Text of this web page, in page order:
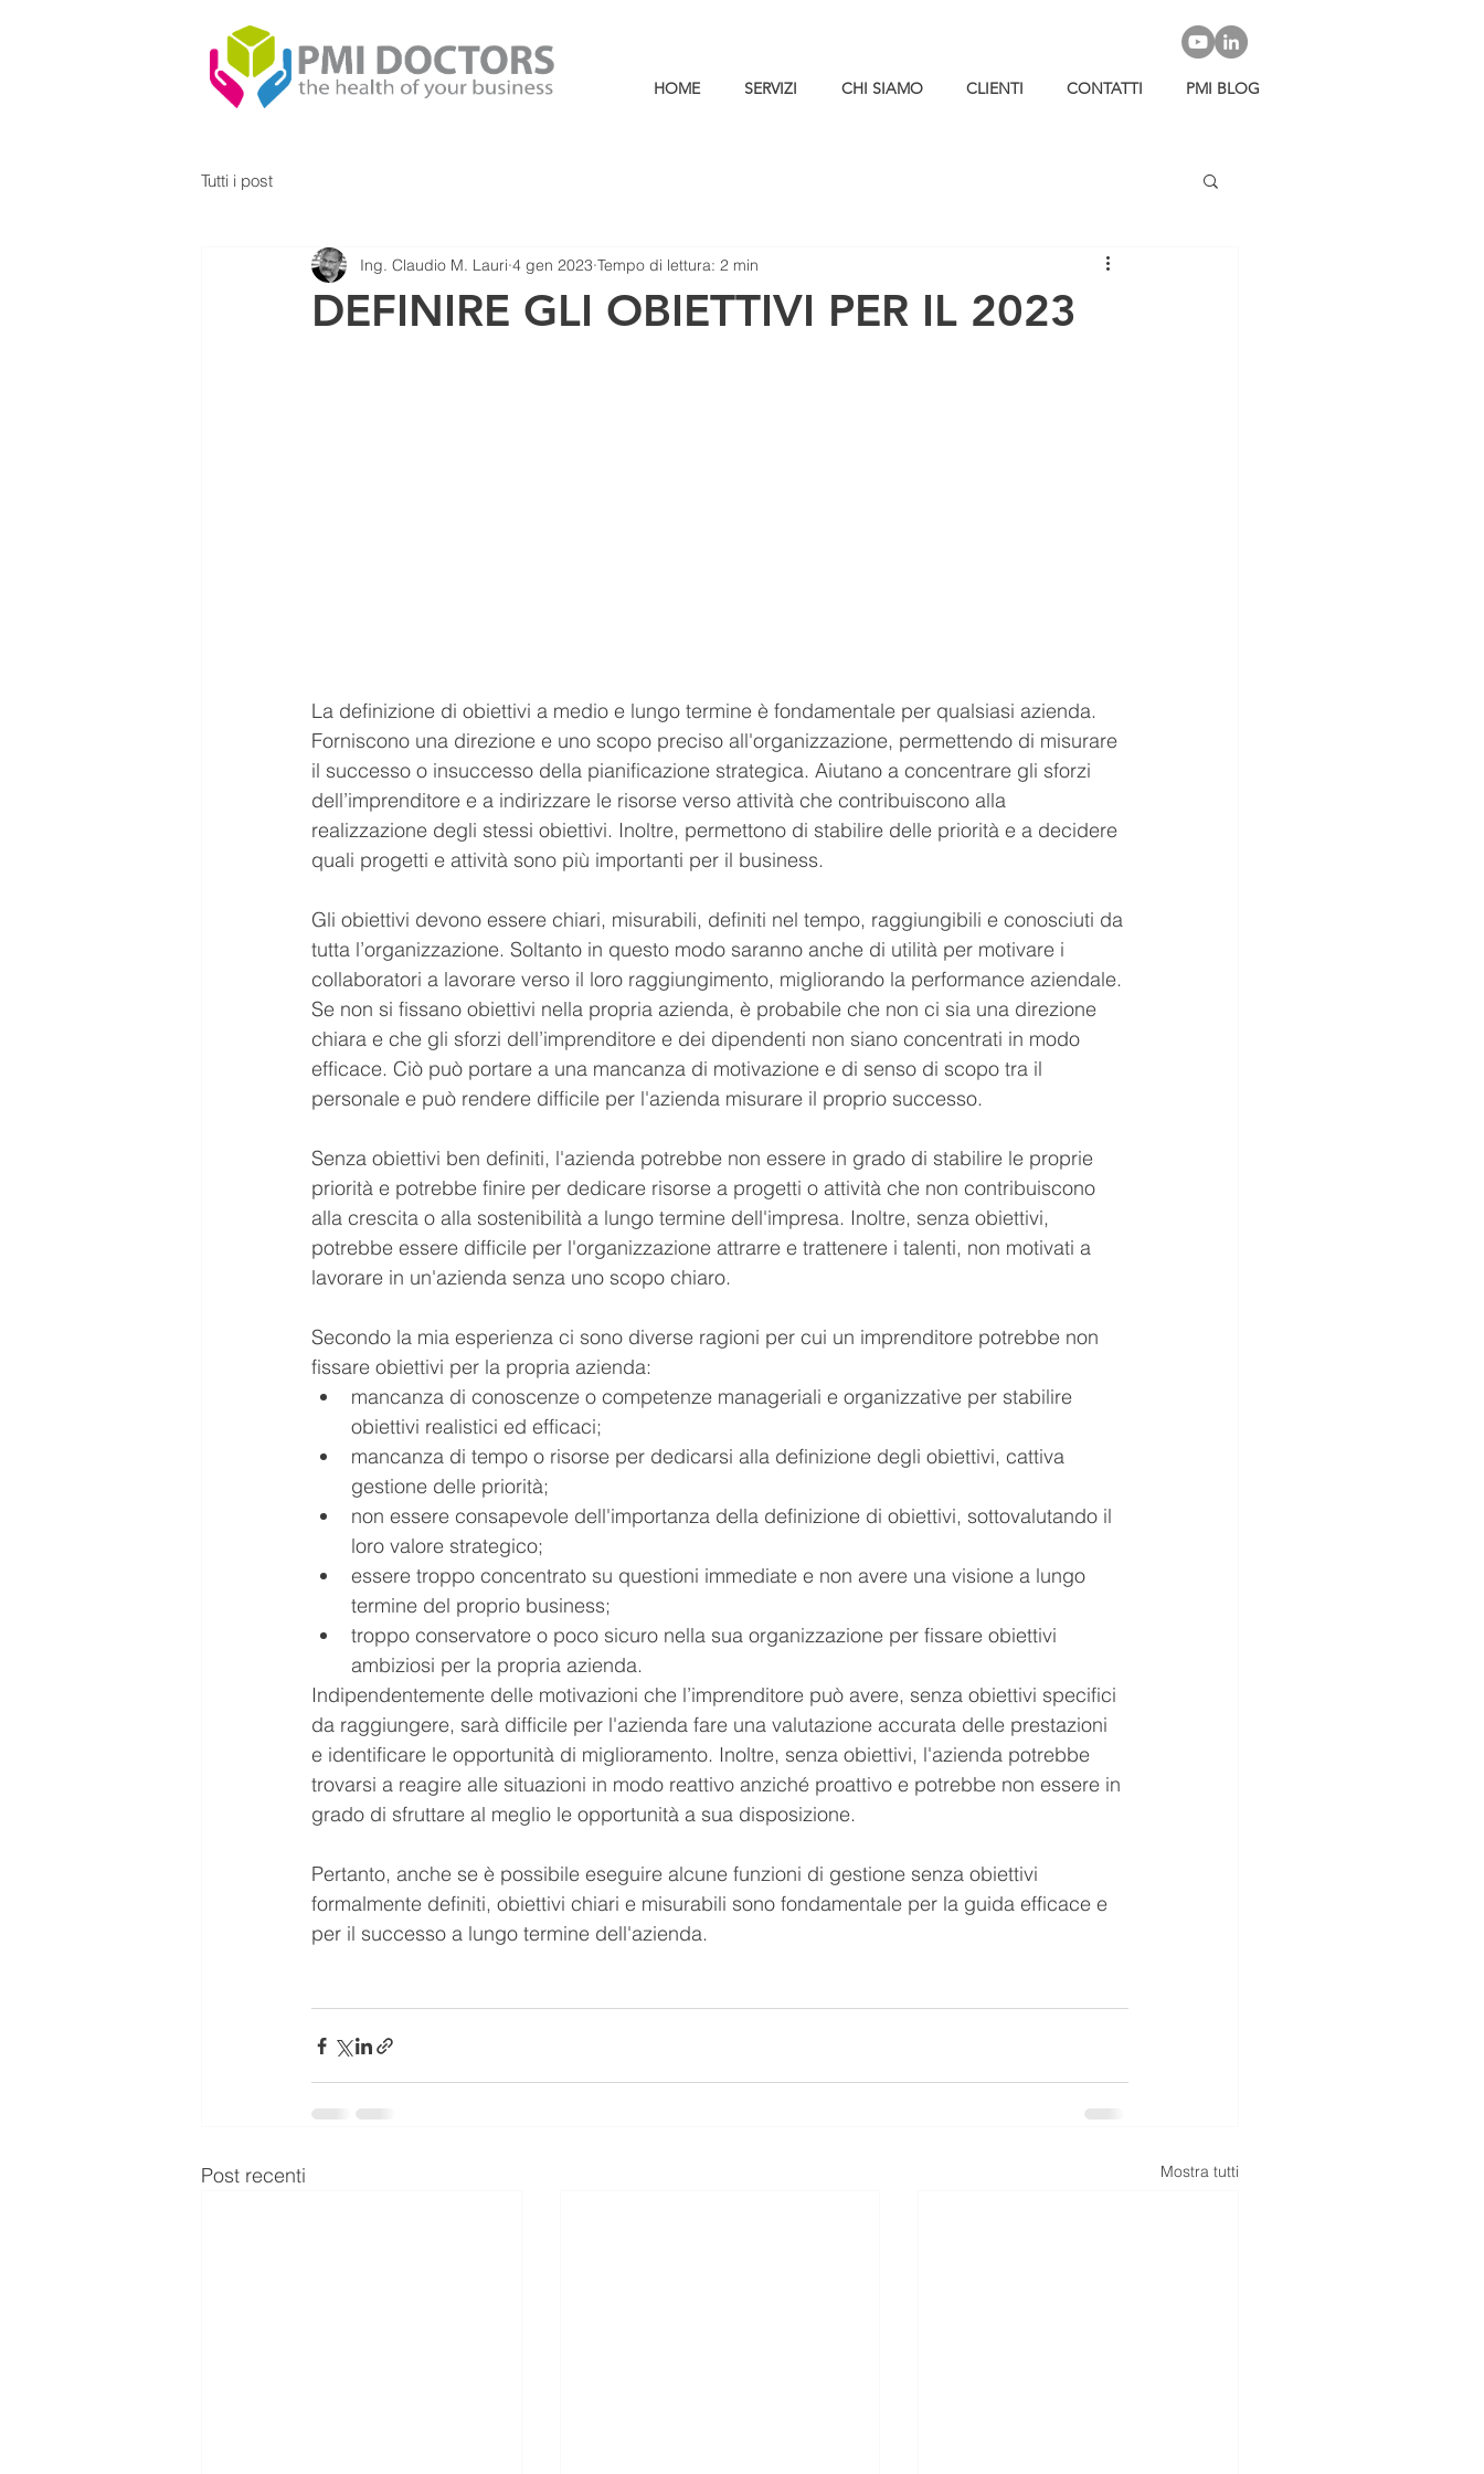
HOME SERVIZI CHI SIAMO CLIENTI CONTATTI PMI BLOG
Tutti i post
DEFINIRE GLI OBIETTIVI PER IL 2023
Ing. Claudio M. Lauri 4 gen 2023 Tempo di lettura: 2 min
La definizione di obiettivi a medio e lungo termine è fondamentale per qualsiasi azienda.
Forniscono una direzione e uno scopo preciso all'organizzazione, permettendo di misurare
il successo o insuccesso della pianificazione strategica. Aiutano a concentrare gli sforzi
dell’imprenditore e a indirizzare le risorse verso attività che contribuiscono alla
realizzazione degli stessi obiettivi. Inoltre, permettono di stabilire delle priorità e a decidere
quali progetti e attività sono più importanti per il business.
Gli obiettivi devono essere chiari, misurabili, definiti nel tempo, raggiungibili e conosciuti da
tutta l’organizzazione. Soltanto in questo modo saranno anche di utilità per motivare i
collaboratori a lavorare verso il loro raggiungimento, migliorando la performance aziendale.
Se non si fissano obiettivi nella propria azienda, è probabile che non ci sia una direzione
chiara e che gli sforzi dell’imprenditore e dei dipendenti non siano concentrati in modo
efficace. Ciò può portare a una mancanza di motivazione e di senso di scopo tra il
personale e può rendere difficile per l'azienda misurare il proprio successo.
Senza obiettivi ben definiti, l'azienda potrebbe non essere in grado di stabilire le proprie
priorità e potrebbe finire per dedicare risorse a progetti o attività che non contribuiscono
alla crescita o alla sostenibilità a lungo termine dell'impresa. Inoltre, senza obiettivi,
potrebbe essere difficile per l'organizzazione attrarre e trattenere i talenti, non motivati a
lavorare in un'azienda senza uno scopo chiaro.
Secondo la mia esperienza ci sono diverse ragioni per cui un imprenditore potrebbe non
fissare obiettivi per la propria azienda:
mancanza di conoscenze o competenze manageriali e organizzative per stabilire
obiettivi realistici ed efficaci;
mancanza di tempo o risorse per dedicarsi alla definizione degli obiettivi, cattiva
gestione delle priorità;
non essere consapevole dell'importanza della definizione di obiettivi, sottovalutando il
loro valore strategico;
essere troppo concentrato su questioni immediate e non avere una visione a lungo
termine del proprio business;
troppo conservatore o poco sicuro nella sua organizzazione per fissare obiettivi
ambiziosi per la propria azienda.
Indipendentemente delle motivazioni che l’imprenditore può avere, senza obiettivi specifici
da raggiungere, sarà difficile per l'azienda fare una valutazione accurata delle prestazioni
e identificare le opportunità di miglioramento. Inoltre, senza obiettivi, l'azienda potrebbe
trovarsi a reagire alle situazioni in modo reattivo anziché proattivo e potrebbe non essere in
grado di sfruttare al meglio le opportunità a sua disposizione.
Pertanto, anche se è possibile eseguire alcune funzioni di gestione senza obiettivi
formalmente definiti, obiettivi chiari e misurabili sono fondamentale per la guida efficace e
per il successo a lungo termine dell'azienda.
Post recenti Mostra tutti